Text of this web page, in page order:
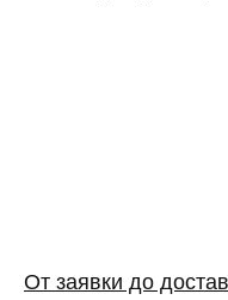
От заявки до